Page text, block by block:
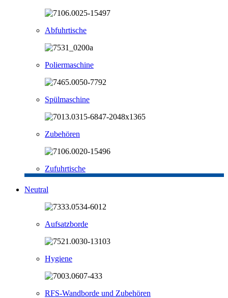
Abfuhrtische
Poliermaschine
Spülmaschine
Zubehören
Zufuhrtische
Neutral
Aufsatzborde
Hygiene
RFS-Wandborde und Zubehören